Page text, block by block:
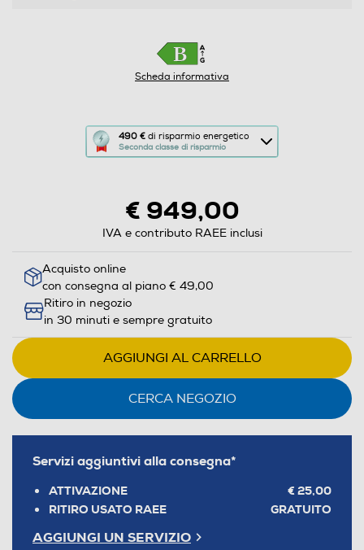
Scheda informativa
490 € di risparmio energetico
Seconda classe di risparmio
Questa
azione
Calcolatore
energetico
di
Youreko.
€ 949,00
IVA e contributo RAEE inclusi
Acquisto online
con consegna al piano € 49,00
Ritiro in negozio
in 30 minuti e sempre gratuito
AGGIUNGI AL CARRELLO
CERCA NEGOZIO
Servizi aggiuntivi alla consegna*
ATTIVAZIONE
€ 25,00
RITIRO USATO RAEE
GRATUITO
AGGIUNGI UN SERVIZIO